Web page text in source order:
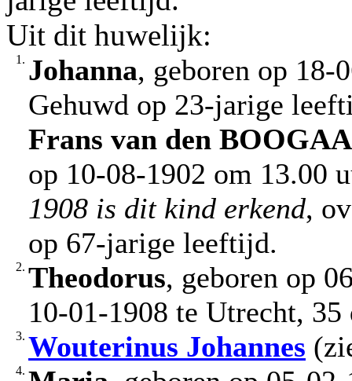
Uit dit huwelijk:
1. Johanna, geboren op 18-
Gehuwd op 23-jarige
Frans van den
op 10-08-1902 om 13.00
1908 is dit kind erkend,
op 67-jarige leeftijd.
2. Theodorus, geboren op
10-01-1908 te Utrecht, 35
3. Wouterinus Johannes
4.